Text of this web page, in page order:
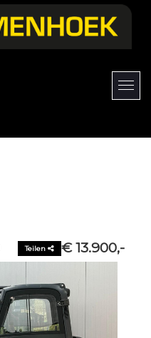
€ 13.900,-
Teilen